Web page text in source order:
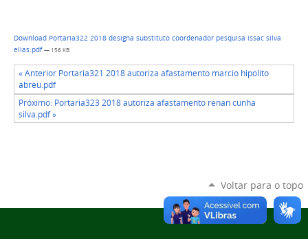
Download Portaria322 2018 designa substituto coordenador pesquisa issac silva
elias.pdf— 156 KB
« Anterior Portaria321 2018 autoriza afastamento marcio hipolito
abreu.pdf
Próximo: Portaria323 2018 autoriza afastamento renan cunha
silva.pdf »
Voltar para o topo